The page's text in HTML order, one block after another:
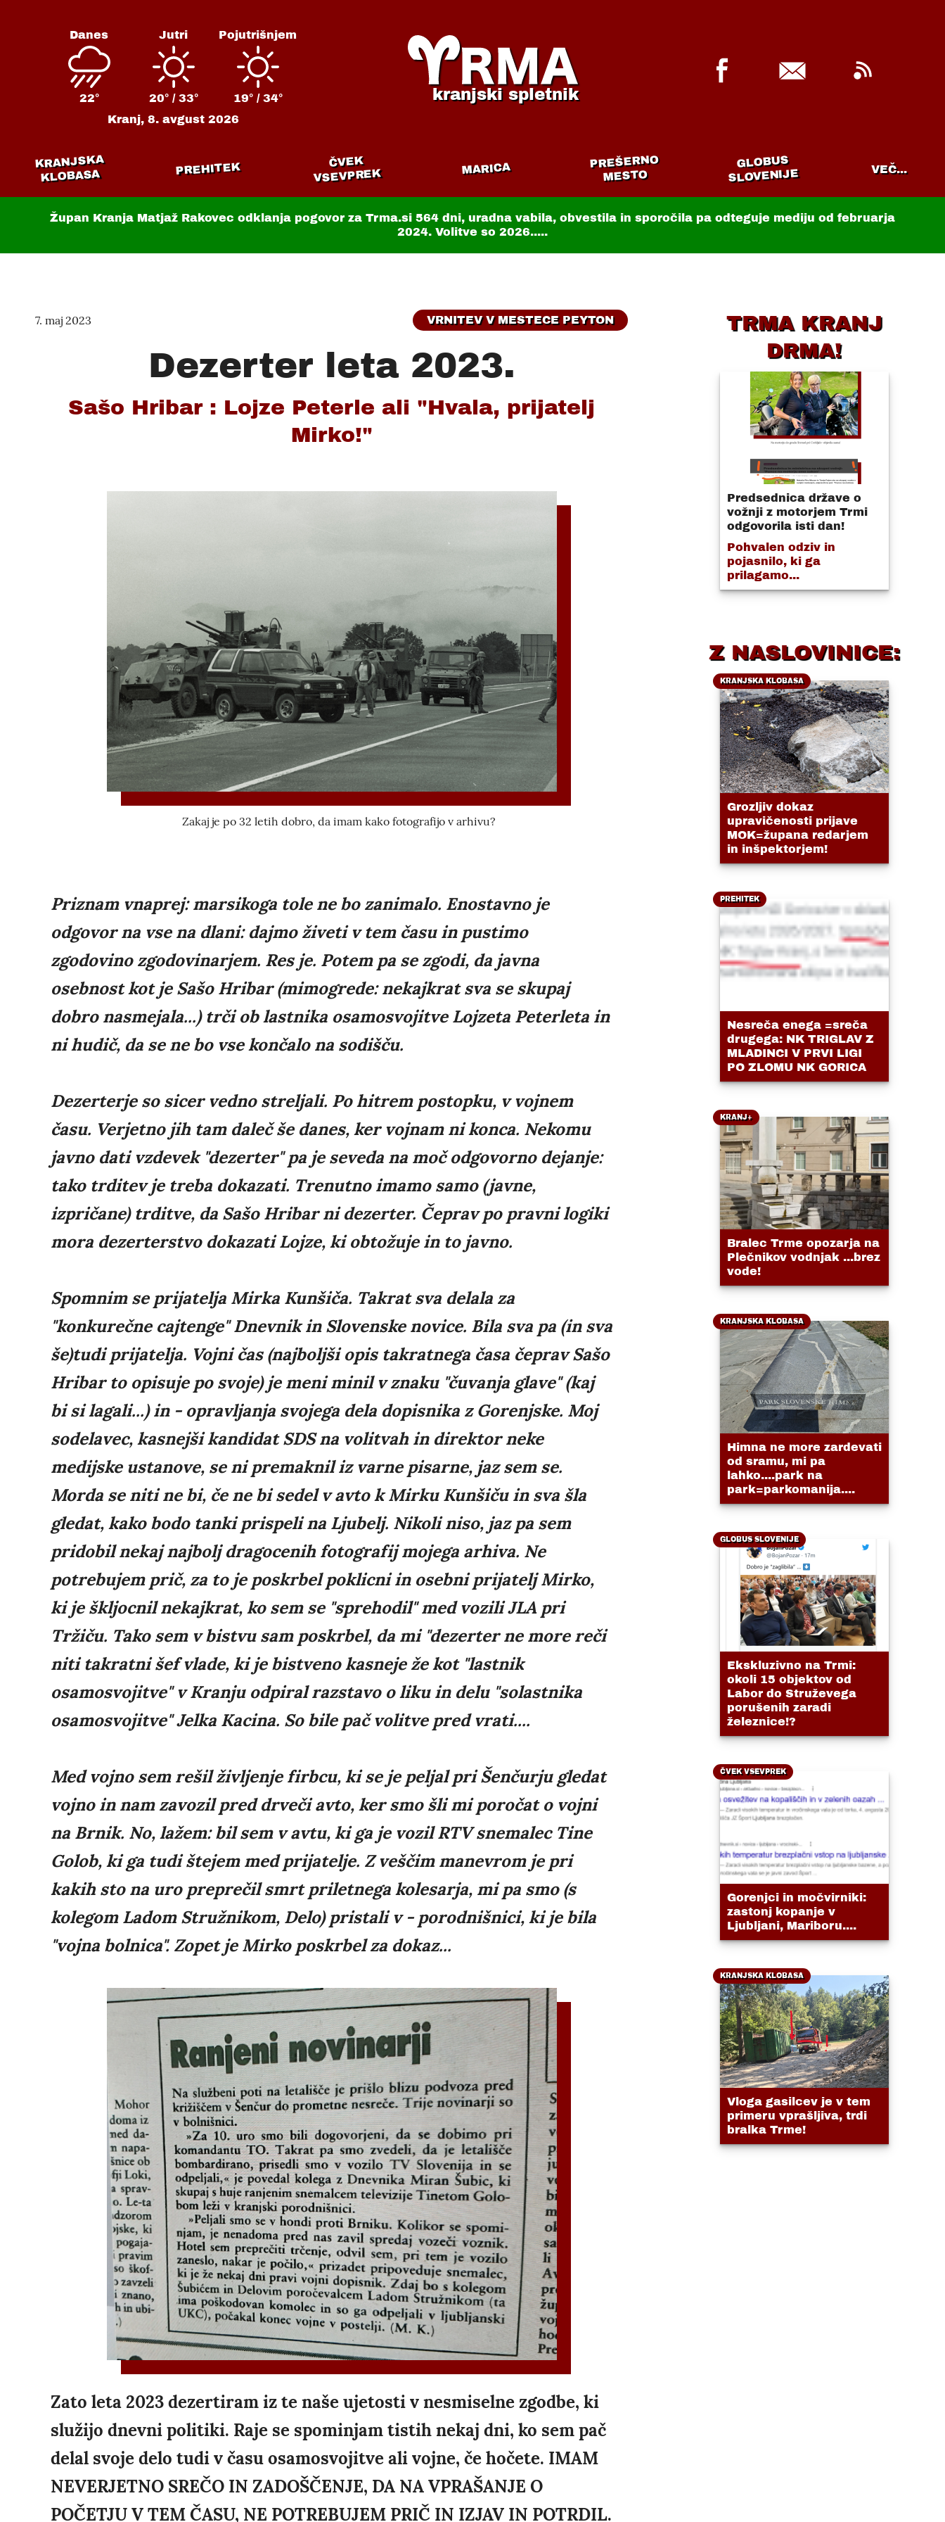
Danes
22°
Jutri
20° / 33°
Pojutrišnjem
19° / 34°
Kranj,8. avgust 2026
kranjski spletnik
KRANJSKA
KLOBASA PREHITEK ČVEK
VSEVPREK MARICA PREŠERNO
MESTO
GLOBUS
SLOVENIJE VEČ...
Župan Kranja Matjaž Rakovec odklanja pogovor za Trma.si 564 dni, uradna vabila, obvestila in sporočila pa odteguje mediju od februarja
2024. Volitve so 2026.....
7. maj 2023 VRNITEV V MESTECE PEYTON
Dezerter leta 2023.
Sašo Hribar : Lojze Peterle ali "Hvala, prijatelj
Mirko!"
Zakaj je po 32 letih dobro, da imam kako fotografijo v arhivu?
Priznam vnaprej: marsikoga tole ne bo zanimalo. Enostavno je
odgovor na vse na dlani: dajmo živeti v tem času in pustimo
zgodovino zgodovinarjem. Res je. Potem pa se zgodi, da javna
osebnost kot je Sašo Hribar (mimogrede: nekajkrat sva se skupaj
dobro nasmejala...) trči ob lastnika osamosvojitve Lojzeta Peterleta in
ni hudič, da se ne bo vse končalo na sodišču.
Dezerterje so sicer vedno streljali. Po hitrem postopku, v vojnem
času. Verjetno jih tam daleč še danes, ker vojnam ni konca. Nekomu
javno dati vzdevek "dezerter" pa je seveda na moč odgovorno dejanje:
tako trditev je treba dokazati. Trenutno imamo samo (javne,
izpričane) trditve, da Sašo Hribar ni dezerter. Čeprav po pravni logiki
mora dezerterstvo dokazati Lojze, ki obtožuje in to javno.
Spomnim se prijatelja Mirka Kunšiča. Takrat sva delala za
"konkurečne cajtenge" Dnevnik in Slovenske novice. Bila sva pa (in sva
še)tudi prijatelja. Vojni čas (najboljši opis takratnega časa čeprav Sašo
Hribar to opisuje po svoje) je meni minil v znaku "čuvanja glave" (kaj
bi si lagali...) in - opravljanja svojega dela dopisnika z Gorenjske. Moj
sodelavec, kasnejši kandidat SDS na volitvah in direktor neke
medijske ustanove, se ni premaknil iz varne pisarne, jaz sem se.
Morda se niti ne bi, če ne bi sedel v avto k Mirku Kunšiču in sva šla
gledat, kako bodo tanki prispeli na Ljubelj. Nikoli niso, jaz pa sem
pridobil nekaj najbolj dragocenih fotografij mojega arhiva. Ne
potrebujem prič, za to je poskrbel poklicni in osebni prijatelj Mirko,
ki je škljocnil nekajkrat, ko sem se "sprehodil" med vozili JLA pri
Tržiču. Tako sem v bistvu sam poskrbel, da mi "dezerter ne more reči
niti takratni šef vlade, ki je bistveno kasneje že kot "lastnik
osamosvojitve" v Kranju odpiral razstavo o liku in delu "solastnika
osamosvojitve" Jelka Kacina. So bile pač volitve pred vrati....
Med vojno sem rešil življenje firbcu, ki se je peljal pri Šenčurju gledat
vojno in nam zavozil pred drveči avto, ker smo šli mi poročat o vojni
na Brnik. No, lažem: bil sem v avtu, ki ga je vozil RTV snemalec Tine
Golob, ki ga tudi štejem med prijatelje. Z veščim manevrom je pri
kakih sto na uro preprečil smrt priletnega kolesarja, mi pa smo (s
kolegom Ladom Stružnikom, Delo) pristali v - porodnišnici, ki je bila
"vojna bolnica". Zopet je Mirko poskrbel za dokaz...
Zato leta 2023 dezertiram iz te naše ujetosti v nesmiselne zgodbe, ki
služijo dnevni politiki. Raje se spominjam tistih nekaj dni, ko sem pač
delal svoje delo tudi v času osamosvojitve ali vojne, če hočete. IMAM
NEVERJETNO SREČO IN ZADOŠČENJE, DA NA VPRAŠANJE O
POČETJU V TEM ČASU, NE POTREBUJEM PRIČ IN IZJAV IN POTRDIL.
TRMA KRANJ
DRMA!
Predsednica države o
vožnji z motorjem Trmi
odgovorila isti dan!
Pohvalen odziv in
pojasnilo, ki ga
prilagamo...
Z NASLOVINICE:
KRANJSKA KLOBASA
Grozljiv dokaz
upravičenosti prijave
MOK=župana redarjem
in inšpektorjem!
PREHITEK
Nesreča enega =sreča
drugega: NK TRIGLAV Z
MLADINCI V PRVI LIGI
PO ZLOMU NK GORICA
KRANJ+
Bralec Trme opozarja na
Plečnikov vodnjak ...brez
vode!
KRANJSKA KLOBASA
Himna ne more zardevati
od sramu, mi pa
lahko....park na
park=parkomanija....
GLOBUS SLOVENIJE
Ekskluzivno na Trmi:
okoli 15 objektov od
Labor do Struževega
porušenih zaradi
železnice!?
ČVEK VSEVPREK
Gorenjci in močvirniki:
zastonj kopanje v
Ljubljani, Mariboru....
KRANJSKA KLOBASA
Vloga gasilcev je v tem
primeru vprašljiva, trdi
bralka Trme!